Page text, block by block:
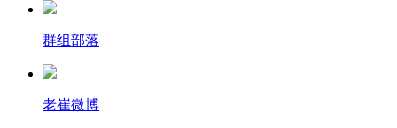
群组部落
老崔微博